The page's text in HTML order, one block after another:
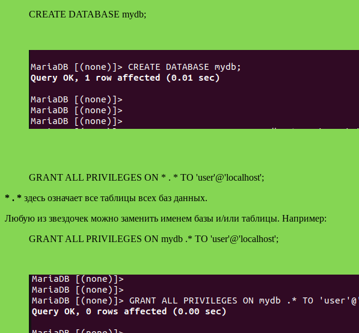
CREATE DATABASE mydb;
GRANT ALL PRIVILEGES ON * . * TO 'user'@'localhost';
* . * здесь означает все таблицы всех баз данных.
Любую из звездочек можно заменить именем базы и/или таблицы. Например:
GRANT ALL PRIVILEGES ON mydb .* TO 'user'@'localhost';